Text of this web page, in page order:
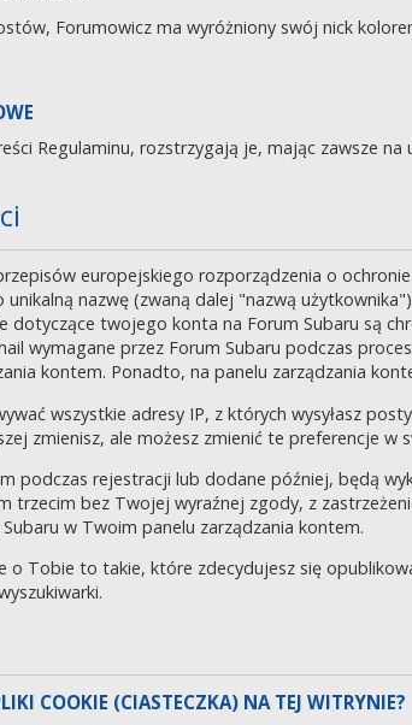
Forumowicz ma wyróżniony swój nick
Regulaminu, rozstrzygają je, mając zawsze
europejskiego rozporządzenia o
unikalną nazwę (zwaną dalej "nazwą
dotyczące twojego konta na Forum Subaru są
wymagane przez Forum Subaru podczas
kontem. Ponadto, na panelu zarządzania
wszystkie adresy IP, z których wysyłasz
zmienisz, ale możesz zmienić te preferencje
podczas rejestracji lub dodane później, będą
trzecim bez Twojej wyraźnej zgody, z
w Twoim panelu zarządzania kontem.
o Tobie to takie, które zdecydujesz się
COOKIE (CIASTECZKA) NA TEJ WITRYNIE?